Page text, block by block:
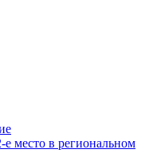
место в региональном